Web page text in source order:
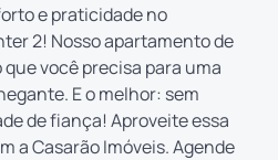
e praticidade no
2! Nosso apartamento de
você precisa para uma
E o melhor: sem
de fiança! Aproveite essa
a Casarão Imóveis. Agende